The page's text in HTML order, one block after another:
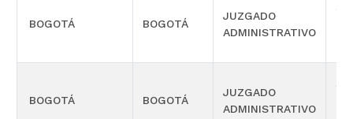
BOGOTÁ BOGOTÁ
JUZGADO
ADMINISTRATIVO
BOGOTÁ BOGOTÁ
JUZGADO
ADMINISTRATIVO